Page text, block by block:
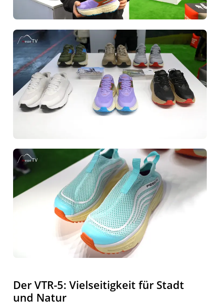
Der VTR-5: Vielseitigkeit für Stadt
und Natur